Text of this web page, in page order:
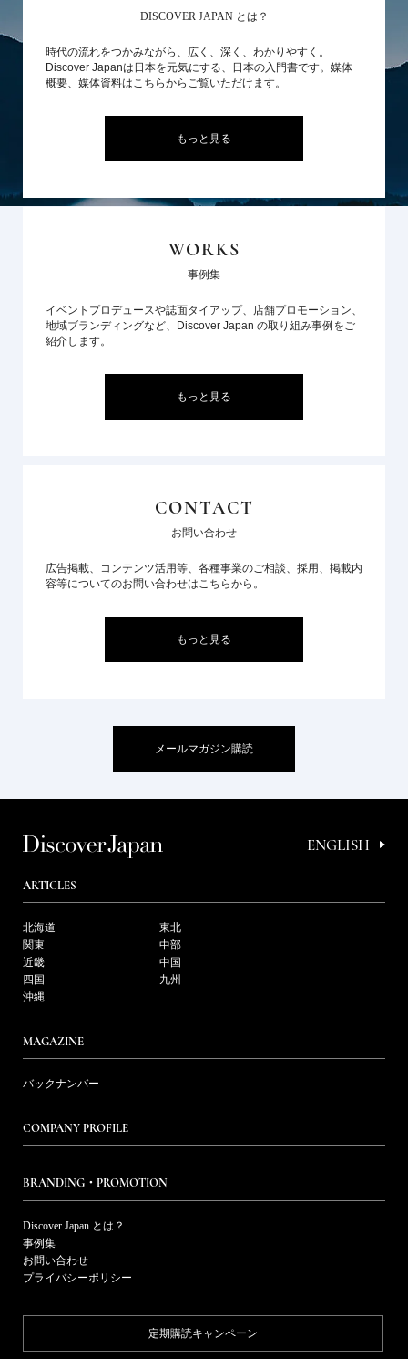
DISCOVER JAPAN とは？
時代の流れをつかみながら、広く、深く、わかりやすく。
Discover Japanは日本を元気にする、日本の入門書です。媒体
概要、媒体資料はこちらからご覧いただけます。
もっと見る
WORKS
事例集
イベントプロデュースや誌面タイアップ、店舗プロモーション、
地域ブランディングなど、Discover Japan の取り組み事例をご
紹介します。
もっと見る
CONTACT
お問い合わせ
広告掲載、コンテンツ活用等、各種事業のご相談、採用、掲載内
容等についてのお問い合わせはこちらから。
もっと見る
メールマガジン購読
ENGLISH
ARTICLES
北海道
東北
関東
中部
近畿
中国
四国
九州
沖縄
MAGAZINE
バックナンバー
COMPANY PROFILE
BRANDING・PROMOTION
Discover Japan とは？
事例集
お問い合わせ
プライバシーポリシー
定期購読キャンペーン